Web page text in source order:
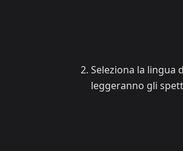
Seleziona la lingua
leggeranno gli